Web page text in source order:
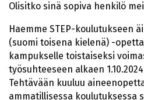
Olisitko sinä sopiva henkilö
Haemme STEP-koulutukseen
(suomi toisena kielenä) -
kampukselle toistaiseksi
työsuhteeseen alkaen
Tehtävään kuuluu
ammatillisessa koulutuksessa